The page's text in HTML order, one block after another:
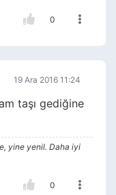
0
19 Ara 2016 11:24
taşı gediğine
yine yenil. Daha iyi
0